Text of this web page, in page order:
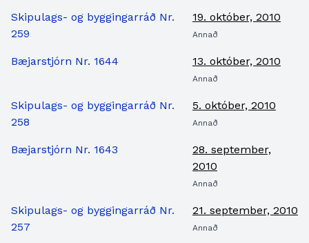
Skipulags- og byggingarráð Nr.
259
19. október, 2010
Annað
Bæjarstjórn Nr. 1644 13. október, 2010
Annað
Skipulags- og byggingarráð Nr.
258
5. október, 2010
Annað
Bæjarstjórn Nr. 1643
28. september,
2010
Annað
Skipulags- og byggingarráð Nr.
257
21. september, 2010
Annað